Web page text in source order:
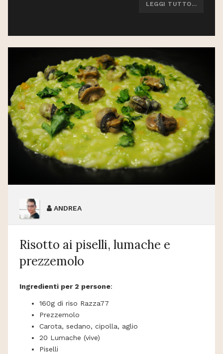
LEGGI TUTTO...
ANDREA
Risotto ai piselli, lumache e
prezzemolo
Ingredienti per 2 persone:
160g di riso Razza77
Prezzemolo
Carota, sedano, cipolla, aglio
20 Lumache (vive)
Piselli